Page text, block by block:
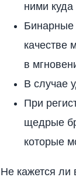
ними
Бинарные
качестве
в
В случае
При
щедрые
которые
Не кажется ли